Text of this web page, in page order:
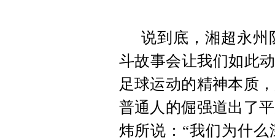
说到底，湘超永州
斗故事会让我们如此
足球运动的精神本质
普通人的倔强道出了
炜所说：“我们为什